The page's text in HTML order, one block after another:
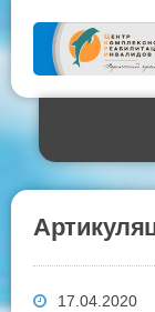
17.04.2020